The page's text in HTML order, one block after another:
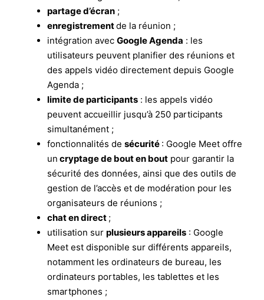
partage d’écran ;
enregistrementde la réunion ;
intégration avec Google Agenda : les
utilisateurs peuvent planifier des réunions et
des appels vidéo directement depuis Google
Agenda ;
limite de participants : les appels vidéo
peuvent accueillir jusqu’à 250 participants
simultanément ;
fonctionnalités de sécurité : Google Meet offre
un cryptage de bout en bout pour garantir la
sécurité des données, ainsi que des outils de
gestion de l’accès et de modération pour les
organisateurs de réunions ;
chat en direct ;
utilisation sur plusieurs appareils : Google
Meet est disponible sur différents appareils,
notamment les ordinateurs de bureau, les
ordinateurs portables, les tablettes et les
smartphones ;